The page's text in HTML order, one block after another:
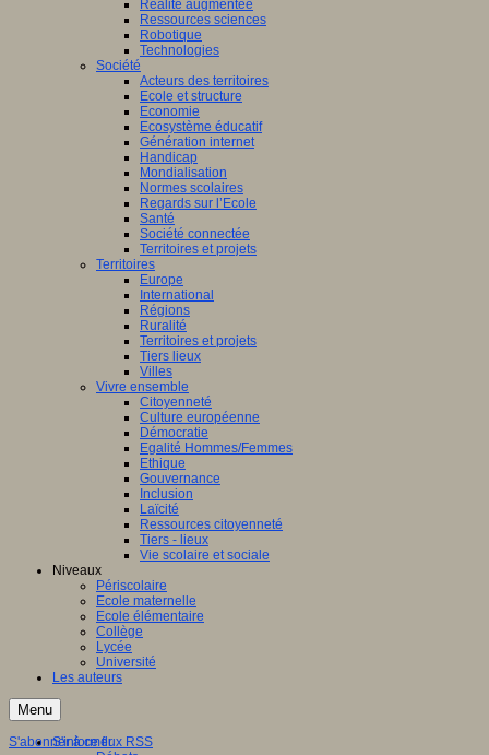
Réalité augmentée
Ressources sciences
Robotique
Technologies
Société
Acteurs des territoires
Ecole et structure
Economie
Ecosystème éducatif
Génération internet
Handicap
Mondialisation
Normes scolaires
Regards sur l’Ecole
Santé
Société connectée
Territoires et projets
Territoires
Europe
International
Régions
Ruralité
Territoires et projets
Tiers lieux
Villes
Vivre ensemble
Citoyenneté
Culture européenne
Démocratie
Egalité Hommes/Femmes
Ethique
Gouvernance
Inclusion
Laïcité
Ressources citoyenneté
Tiers - lieux
Vie scolaire et sociale
Niveaux
Périscolaire
Ecole maternelle
Ecole élémentaire
Collège
Lycée
Université
Les auteurs
Menu
S'informer
S'abonner à ce flux RSS